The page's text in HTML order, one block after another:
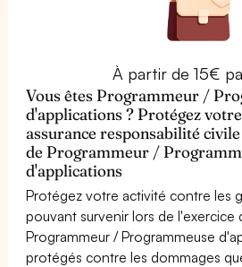
À partir de 15€
Vous êtes Programmeur /
d'applications ? Protégez
assurance responsabilité
de Programmeur /
d'applications
Protégez votre activité contre les
pouvant survenir lors de l'exercice
Programmeur / Programmeuse
protégés contre les dommages